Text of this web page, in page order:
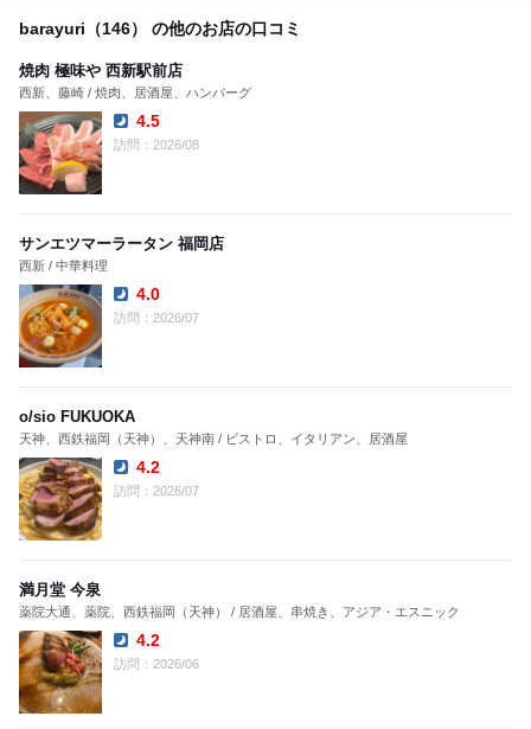
barayuri（146） の他のお店の口コミ
焼肉 極味や 西新駅前店
西新、藤崎 / 焼肉、居酒屋、ハンバーグ
Dinner:
4.5
訪問：2026/08
サンエツマーラータン 福岡店
西新 / 中華料理
Dinner:
4.0
訪問：2026/07
o/sio FUKUOKA
天神、西鉄福岡（天神）、天神南 / ビストロ、イタリアン、居酒屋
Dinner:
4.2
訪問：2026/07
満月堂 今泉
薬院大通、薬院、西鉄福岡（天神） / 居酒屋、串焼き、アジア・エスニック
Dinner:
4.2
訪問：2026/06